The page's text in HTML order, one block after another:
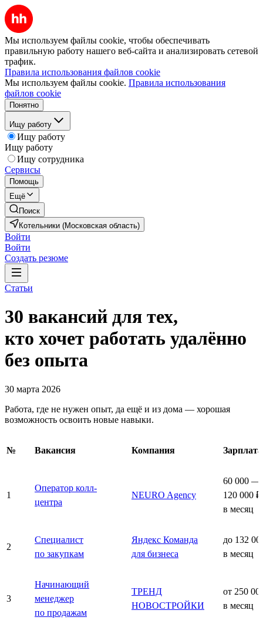
Мы используем файлы cookie, чтобы обеспечивать
правильную работу нашего веб-сайта и анализировать сетевой
трафик.
Правила использования файлов cookie
Мы используем файлы cookie. Правила использования
файлов cookie
Понятно
Ищу работу
Ищу работу
Ищу работу
Ищу сотрудника
Сервисы
Помощь
Ещё
Поиск
Котельники (Московская область)
Войти
Войти
Создать резюме
Статьи
30 вакансий для тех,
кто хочет работать удалённо
без опыта
30 марта 2026
Работа, где не нужен опыт, да ещё и из дома — хорошая
возможность освоить новые навыки.
№ Вакансия Компания Зарплата
1
Оператор колл-
центра
NEURO Agency
60 000 —
120 000 ₽
в месяц
2
Специалист
по закупкам
Яндекс Команда
для бизнеса
до 132
в месяц
3
Начинающий
менеджер
по продажам
ТРЕНД
НОВОСТРОЙКИ
от 250
в месяц